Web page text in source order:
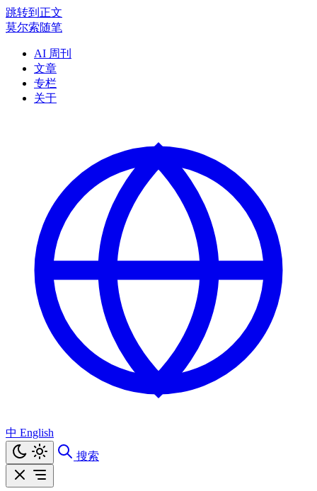
跳转到正文
莫尔索随笔
AI 周刊
文章
专栏
关于
中 English
搜索